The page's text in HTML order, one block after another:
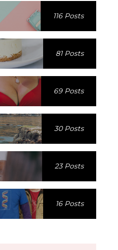
116 Posts
81 Posts
69 Posts
30 Posts
23 Posts
16 Posts